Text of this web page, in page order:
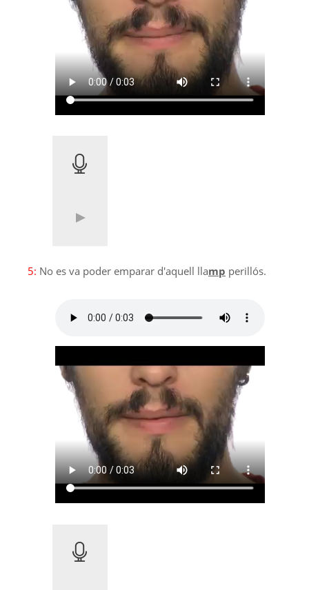
5: No es va poder emparar d'aquell llamp perillós.